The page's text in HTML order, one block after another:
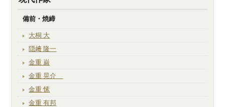
備前・焼締
大桐 大
隠﨑 隆一
金重 巌
金重 晃介
金重 愫
金重 有邦